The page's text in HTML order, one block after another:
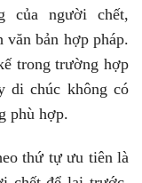
của người chết,
văn bản hợp pháp.
trong trường hợp
di chúc không có
phù hợp.
thứ tự ưu tiên là